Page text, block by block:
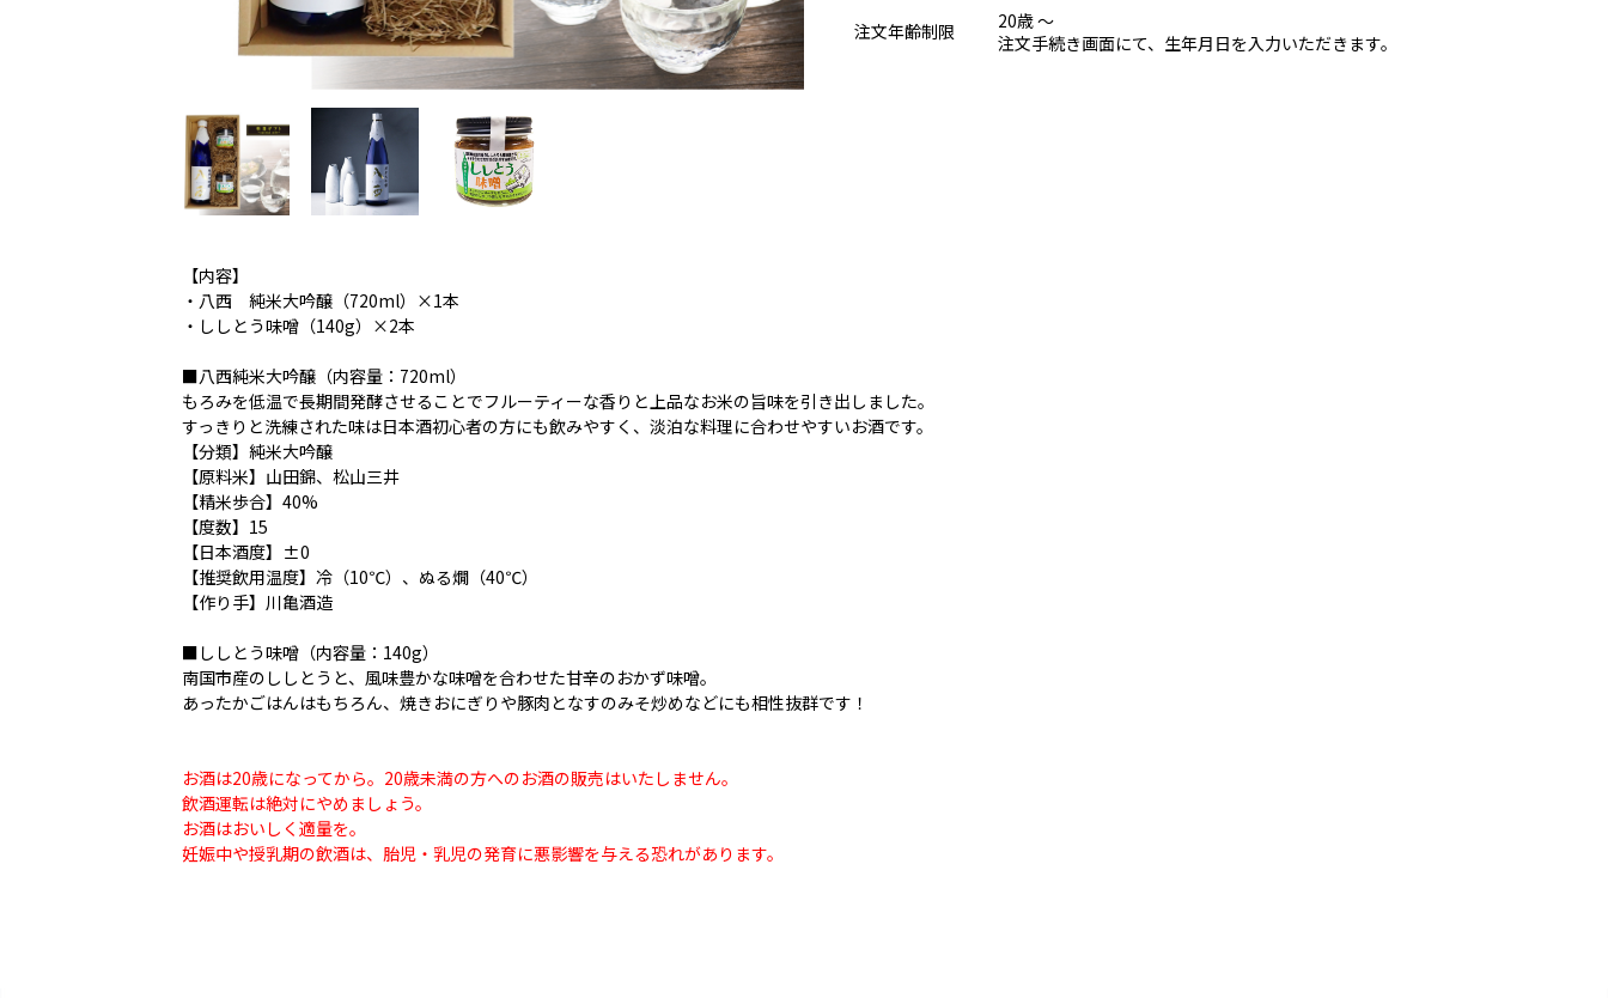
注文年齢制限
20歳 ～
注文手続き画面にて、生年月日を入力いただきます。
【内容】
・八西 純米大吟醸（720ml）×1本
・ししとう味噌（140g）×2本
■八西純米大吟醸（内容量：720ml）
もろみを低温で長期間発酵させることでフルーティーな香りと上品なお米の旨味を引き出しました。
すっきりと洗練された味は日本酒初心者の方にも飲みやすく、淡泊な料理に合わせやすいお酒です。
【分類】純米大吟醸
【原料米】山田錦、松山三井
【精米歩合】40%
【度数】15
【日本酒度】±0
【推奨飲用温度】冷（10℃）、ぬる燗（40℃）
【作り手】川亀酒造
■ししとう味噌（内容量：140g）
南国市産のししとうと、風味豊かな味噌を合わせた甘辛のおかず味噌。
あったかごはんはもちろん、焼きおにぎりや豚肉となすのみそ炒めなどにも相性抜群です！
お酒は20歳になってから。20歳未満の方へのお酒の販売はいたしません。
飲酒運転は絶対にやめましょう。
お酒はおいしく適量を。
妊娠中や授乳期の飲酒は、胎児・乳児の発育に悪影響を与える恐れがあります。